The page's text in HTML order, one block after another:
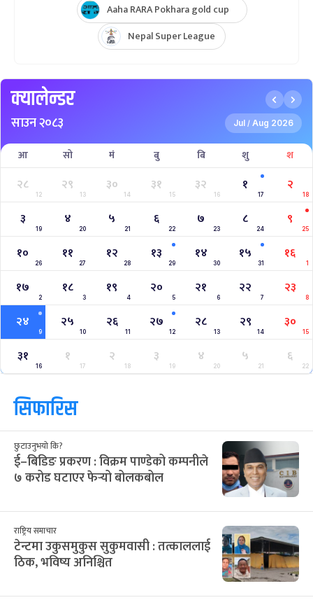
Aaha RARA Pokhara gold cup
Nepal Super League
क्यालेन्डर
साउन २०८३ Jul / Aug 2026
आ सो मं बु बि शु श
२८
12
२९
13
३०
14
३१
15
३२
16
१
17
२
18
३
19
४
20
५
21
६
22
७
23
८
24
९
25
१०
26
११
27
१२
28
१३
29
१४
30
१५
31
१६
1
१७
2
१८
3
१९
4
२०
5
२१
6
२२
7
२३
8
२४
9
२५
10
२६
11
२७
12
२८
13
२९
14
३०
15
३१
16
१
17
२
18
३
19
४
20
५
21
६
22
सिफारिस
छुटाउनुभयो कि?
ई–बिडिङ प्रकरण : विक्रम पाण्डेको कम्पनीले
७ करोड घटाएर फेर्‍यो बोलकबोल
राष्ट्रिय समाचार
टेन्टमा उकुसमुकुस सुकुमवासी : तत्काललाई
ठिक, भविष्य अनिश्चित